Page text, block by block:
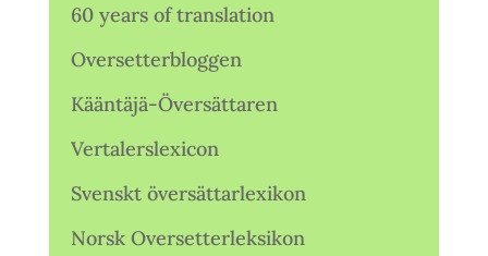
60 years of translation
Oversetterbloggen
Kääntäjä-Översättaren
Vertalerslexicon
Svenskt översättarlexikon
Norsk Oversetterleksikon